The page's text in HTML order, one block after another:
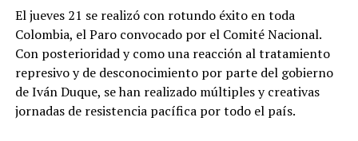
El jueves 21 se realizó con rotundo éxito en toda
Colombia, el Paro convocado por el Comité Nacional.
Con posterioridad y como una reacción al tratamiento
represivo y de desconocimiento por parte del gobierno
de Iván Duque, se han realizado múltiples y creativas
jornadas de resistencia pacífica por todo el país.